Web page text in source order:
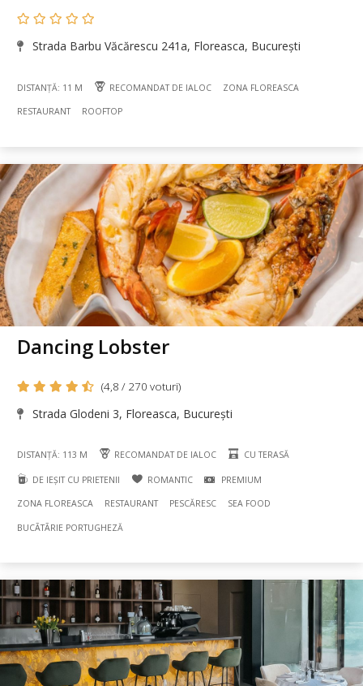
Strada Barbu Văcărescu 241a, Floreasca, București
DISTANȚĂ: 11 M RECOMANDAT DE IALOC ZONA FLOREASCA
RESTAURANT ROOFTOP
Dancing Lobster
(4,8 / 270 voturi)
Strada Glodeni 3, Floreasca, București
DISTANȚĂ: 113 M RECOMANDAT DE IALOC CU TERASĂ
DE IEȘIT CU PRIETENII ROMANTIC PREMIUM
ZONA FLOREASCA RESTAURANT PESCĂRESC SEA FOOD
BUCÃTÃRIE PORTUGHEZĂ